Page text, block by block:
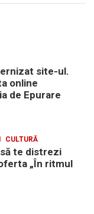
site-ul.
online
de Epurare
CULTURĂ
te distrezi
„În ritmul